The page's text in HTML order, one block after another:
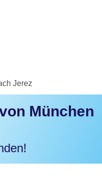
Jerez
München